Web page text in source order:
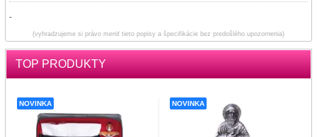
-
(vyhradzujeme si právo meniť tieto popisy a špecifikácie bez predošlého upozornenia)
TOP PRODUKTY
NOVINKA NOVINKA